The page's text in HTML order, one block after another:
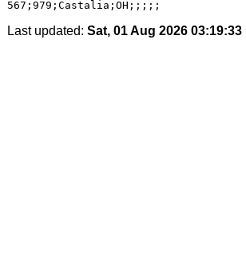
Last updated: Sat, 01 Aug 2026 03:19:33